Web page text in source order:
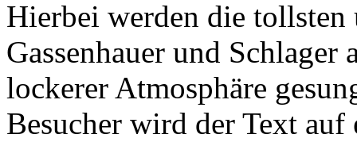
Hierbei werden die tollsten
Gassenhauer und
lockerer Atmosphäre
Besucher wird der Text